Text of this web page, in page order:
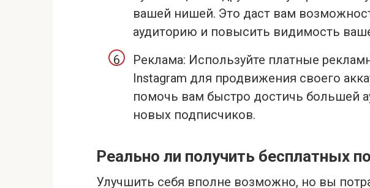
вашей нишей. Это даст вам
аудиторию и повысить видимость
Реклама: Используйте платные
Instagram для продвижения своего
помочь вам быстро достичь большей
новых подписчиков.
Реально ли получить бесплатных
Улучшить себя вполне возможно, но вы